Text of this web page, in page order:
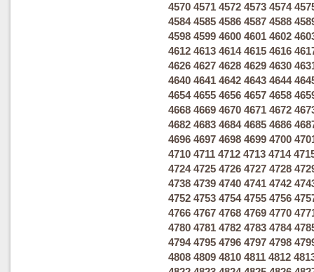
4570 4571 4572 4573 4574
4584 4585 4586 4587 4588
4598 4599 4600 4601 4602
4612 4613 4614 4615 4616
4626 4627 4628 4629 4630
4640 4641 4642 4643 4644
4654 4655 4656 4657 4658
4668 4669 4670 4671 4672
4682 4683 4684 4685 4686
4696 4697 4698 4699 4700
4710 4711 4712 4713 4714
4724 4725 4726 4727 4728
4738 4739 4740 4741 4742
4752 4753 4754 4755 4756
4766 4767 4768 4769 4770
4780 4781 4782 4783 4784
4794 4795 4796 4797 4798
4808 4809 4810 4811 4812